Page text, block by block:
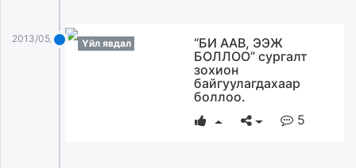
2013/05/08 Үйл явдал
“БИ ААВ, ЭЭЖ
БОЛЛОО” сургалт
зохион
байгуулагдахаар
боллоо.
5